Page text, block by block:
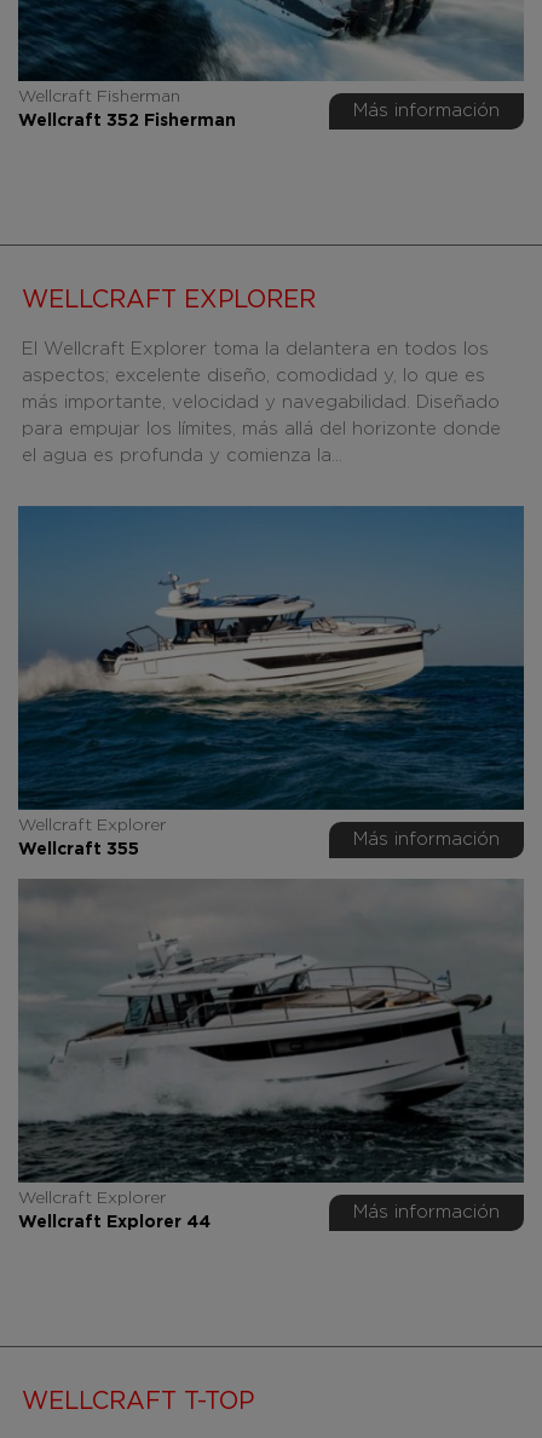
Wellcraft Fisherman
Wellcraft 352 Fisherman
Más información
WELLCRAFT EXPLORER
El Wellcraft Explorer toma la delantera en todos los
aspectos; excelente diseño, comodidad y, lo que es
más importante, velocidad y navegabilidad. Diseñado
para empujar los límites, más allá del horizonte donde
el agua es profunda y comienza la...
Wellcraft Explorer
Wellcraft 355
Más información
Wellcraft Explorer
Wellcraft Explorer 44
Más información
WELLCRAFT T-TOP